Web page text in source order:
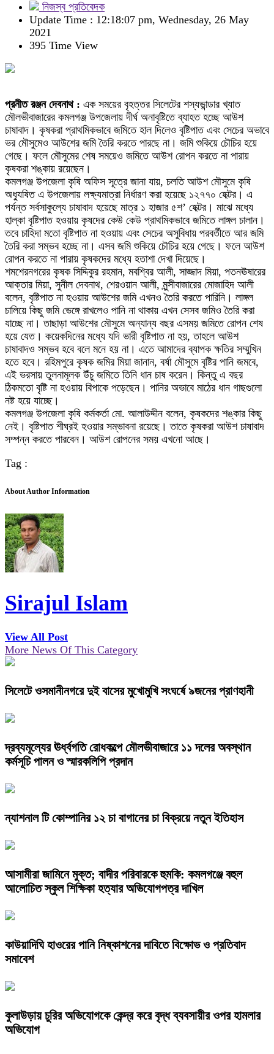
নিজস্ব প্রতিবেদক
Update Time : 12:18:07 pm, Wednesday, 26 May
2021
395 Time View
প্রনীত রঞ্জন দেবনাথ : এক সময়ের বৃহত্তর সিলেটের শস্যভান্ডার খ্যাত
মৌলভীবাজারের কমলগঞ্জ উপজেলায় দীর্ঘ অনাবৃষ্টিতে ব্যাহত হচ্ছে আউশ
চাষাবাদ। কৃষকরা প্রাথমিকভাবে জমিতে হাল দিলেও বৃষ্টিপাত এবং সেচের অভাবে
ভর মৌসুমেও আউশের জমি তৈরি করতে পারছে না। জমি শুকিয়ে চৌচির হয়ে
গেছে। ফলে মৌসুমের শেষ সময়েও জমিতে আউশ রোপন করতে না পারায়
কৃষকরা শঙ্কায় রয়েছেন।
কমলগঞ্জ উপজেলা কৃষি অফিস সূত্রে জানা যায়, চলতি আউশ মৌসুমে কৃষি
অধ্যুষিত এ উপজেলায় লক্ষ্যমাত্রা নির্ধারণ করা হয়েছে ১২৭৭০ হেক্টর। এ
পর্যন্ত সর্বসাকুল্যে চাষাবাদ হয়েছে মাত্র ১ হাজার ৫শ’ হেক্টর। মাঝে মধ্যে
হাল্কা বৃষ্টিপাত হওয়ায় কৃষদের কেউ কেউ প্রাথমিকভাবে জমিতে লাঙ্গল চালান।
তবে চাহিদা মতো বৃষ্টিপাত না হওয়ায় এবং সেচের অসুবিধায় পরবর্তীতে আর জমি
তৈরি করা সম্ভব হচ্ছে না। এসব জমি শুকিয়ে চৌচির হয়ে গেছে। ফলে আউশ
রোপন করতে না পারায় কৃষকদের মধ্যে হতাশা দেখা দিয়েছে।
শমশেরনগরের কৃষক সিদ্দিকুর রহমান, মবশ্বির আলী, সাজ্জাদ মিয়া, পতনঊষারের
আক্তার মিয়া, সুনীল দেবনাথ, শেরওয়ান আলী, মুন্সীবাজারের মোজাহিদ আলী
বলেন, বৃষ্টিপাত না হওয়ায় আউশের জমি এখনও তৈরি করতে পারিনি। লাঙ্গল
চালিয়ে কিছু জমি ভেঙ্গে রাখলেও পানি না থাকায় এখন সেসব জমিও তৈরি করা
যাচ্ছে না। তাছাড়া আউশের মৌসুমে অন্যান্য বছর এসময় জমিতে রোপন শেষ
হয়ে যেত। কয়েকদিনের মধ্যে যদি ভারী বৃষ্টিপাত না হয়, তাহলে আউশ
চাষাবাদও সম্ভব হবে বলে মনে হয় না। এতে আমাদের ব্যাপক ক্ষতির সম্মুখিন
হতে হবে। রহিমপুরে কৃষক জমির মিয়া জানান, বর্ষা মৌসুমে বৃষ্টির পানি জমবে,
এই ভরসায় তুলনামূলক উঁচু জমিতে তিনি ধান চাষ করেন। কিন্তু এ বছর
ঠিকমতো বৃষ্টি না হওয়ায় বিপাকে পড়েছেন। পানির অভাবে মাঠের ধান গাছগুলো
নষ্ট হয়ে যাচ্ছে।
কমলগঞ্জ উপজেলা কৃষি কর্মকর্তা মো. আলাউদ্দীন বলেন, কৃষকদের শঙ্কার কিছু
নেই। বৃষ্টিপাত শীঘ্রই হওয়ার সম্ভাবনা রয়েছে। তাতে কৃষকরা আউশ চাষাবাদ
সম্পন্ন করতে পারবেন। আউশ রোপনের সময় এখনো আছে।
Tag :
About Author Information
Sirajul Islam
View All Post
More News Of This Category
সিলেটে ওসমানীনগরে দুই বাসের মুখোমুখি সংঘর্ষে ৯জনের প্রাণহানী
দ্রব্যমূল্যের ঊর্ধ্বগতি রোধকল্পে মৌলভীবাজারে ১১ দলের অবস্থান
কর্মসূচি পালন ও স্মারকলিপি প্রদান
ন্যাশনাল টি কোম্পানির ১২ চা বাগানের চা বিক্রয়ে নতুন ইতিহাস
আসামীরা জামিনে মুক্ত; বাদীর পরিবারকে হুমকি: কমলগঞ্জে বহুল
আলোচিত স্কুল শিক্ষিকা হত্যার অভিযোগপত্র দাখিল
কাউয়াদিঘি হাওরের পানি নিষ্কাশনের দাবিতে বিক্ষোভ ও প্রতিবাদ
সমাবেশ
কুলাউড়ায় চুরির অভিযোগকে কেন্দ্র করে বৃদ্ধ ব্যবসায়ীর ওপর হামলার
অভিযোগ